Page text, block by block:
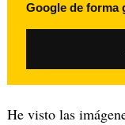
Google de forma
He visto las